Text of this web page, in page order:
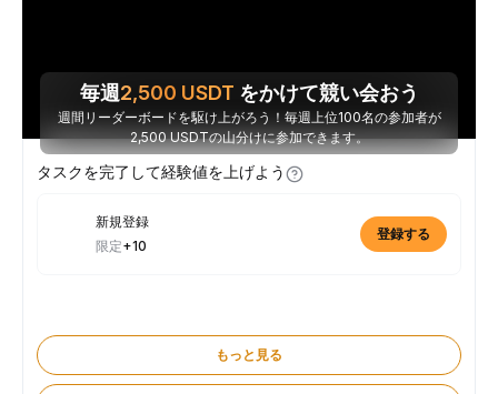
毎週2,500 USDT をかけて競い会おう
週間リーダーボードを駆け上がろう！毎週上位100名の参加者が
2,500 USDTの山分けに参加できます。
タスクを完了して経験値を上げよう
新規登録
限定+10
登録する
もっと見る